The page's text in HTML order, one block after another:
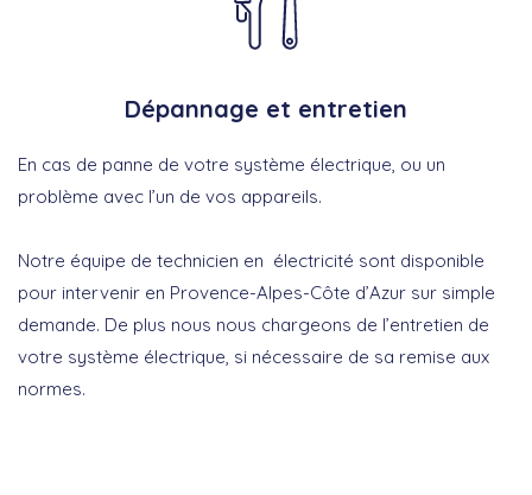
Dépannage et entretien
En cas de panne de votre système électrique, ou un
problème avec l’un de vos appareils.
Notre équipe de technicien en électricité sont disponible
pour intervenir en Provence-Alpes-Côte d’Azur sur simple
demande. De plus nous nous chargeons de l’entretien de
votre système électrique, si nécessaire de sa remise aux
normes.